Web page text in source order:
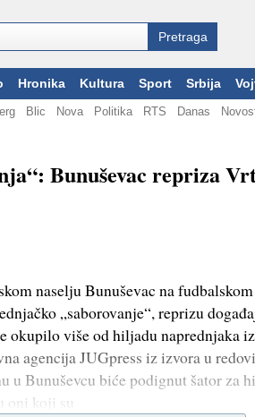
Hronika Kultura Sport Srbija
Blic Nova Politika RTS Danas
Bunuševac repriza
naselju Bunuševac na
„saborovanje“, reprizu
okupilo više od hiljadu naprednjaka
agencija JUGpress iz izvora u
u Bunuševcu biće podignut šator za
oni koji su